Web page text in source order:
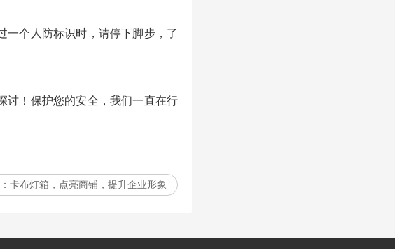
一个人防标识时，请停下脚步，了
讨！保护您的安全，我们一直在行
卡布灯箱，点亮商铺，提升企业形象